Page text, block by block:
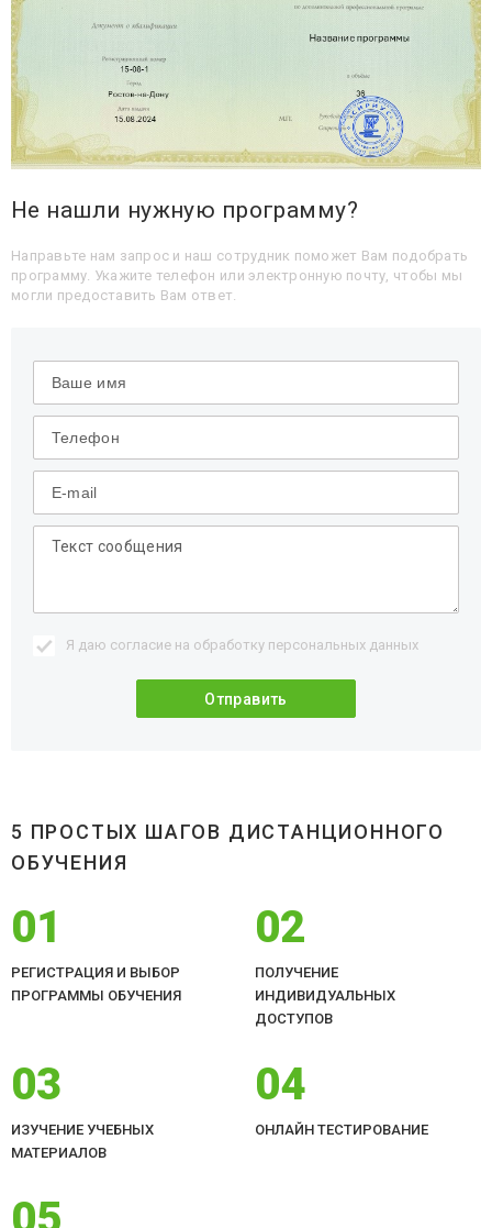
Не нашли нужную программу?
Направьте нам запрос и наш сотрудник поможет Вам подобрать
программу. Укажите телефон или электронную почту, чтобы мы
могли предоставить Вам ответ.
Я даю согласие на обработку персональных данных
5 ПРОСТЫХ ШАГОВ ДИСТАНЦИОННОГО
ОБУЧЕНИЯ
01
РЕГИСТРАЦИЯ И ВЫБОР
ПРОГРАММЫ ОБУЧЕНИЯ
02
ПОЛУЧЕНИЕ
ИНДИВИДУАЛЬНЫХ
ДОСТУПОВ
03
ИЗУЧЕНИЕ УЧЕБНЫХ
МАТЕРИАЛОВ
04
ОНЛАЙН ТЕСТИРОВАНИЕ